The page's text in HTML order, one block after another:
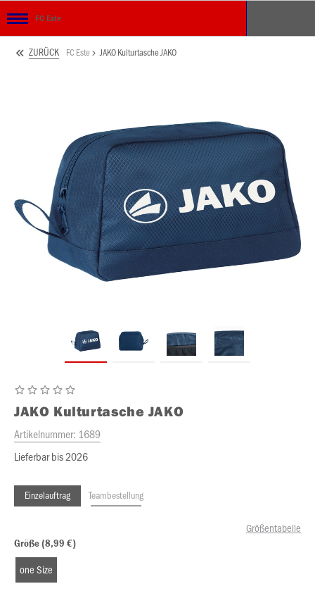
FC Este
ZURÜCK FC Este JAKO Kulturtasche JAKO
JAKO Kulturtasche JAKO
Artikelnummer: 1689
Lieferbar bis 2026
Einzelauftrag Teambestellung
Größentabelle
Größe (8,99 €)
one Size